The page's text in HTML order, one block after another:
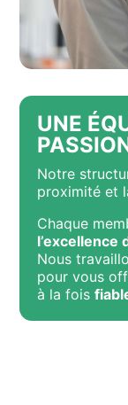
UNE
Notre
proximité et
Chaque
l’excellence
Nous
pour vous
à la fois